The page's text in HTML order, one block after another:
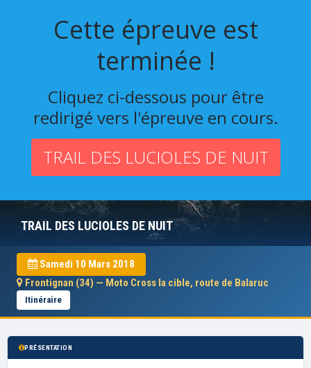
Cette épreuve est
terminée !
Cliquez ci-dessous pour être
redirigé vers l'épreuve en cours.
TRAIL DES LUCIOLES DE NUIT
TRAIL DES LUCIOLES DE NUIT
Samedi 10 Mars 2018
Frontignan (34) — Moto Cross la cible, route de Balaruc
Itinéraire
PRÉSENTATION